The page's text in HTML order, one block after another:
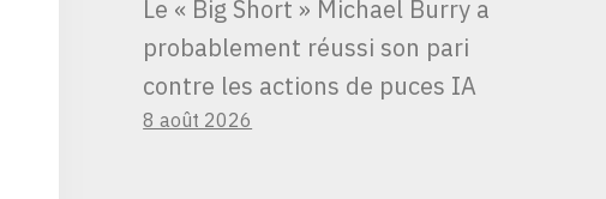
Le « Big Short » Michael Burry a
probablement réussi son pari
contre les actions de puces IA
8 août 2026